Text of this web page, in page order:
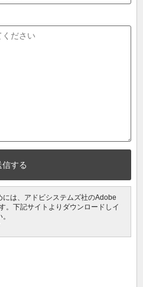
は、アドビシステムズ社のAdobe
。下記サイトよりダウンロードしイ